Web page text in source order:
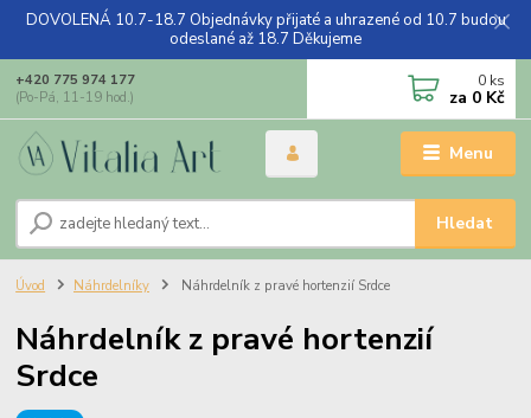
DOVOLENÁ 10.7-18.7 Objednávky přijaté a uhrazené od 10.7 budou
odeslané až 18.7 Děkujeme
Menu
Hledat
+420 775 974 177
(Po-Pá, 11-19 hod.)
0 ks
za 0 Kč
Úvod Náhrdelníky Náhrdelník z pravé hortenzií Srdce
Náhrdelník z pravé hortenzií
Srdce